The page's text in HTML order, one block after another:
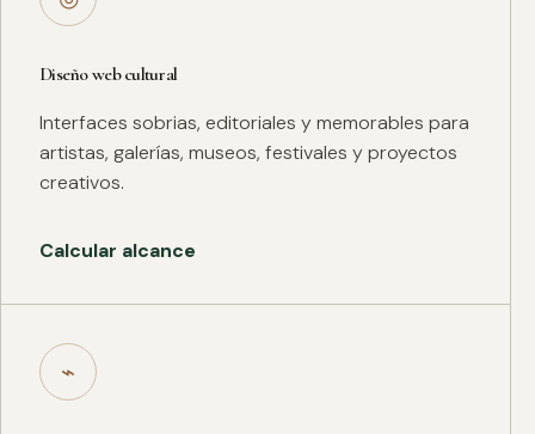
Diseño web cultural
Interfaces sobrias, editoriales y memorables para
artistas, galerías, museos, festivales y proyectos
creativos.
Calcular alcance
⌁